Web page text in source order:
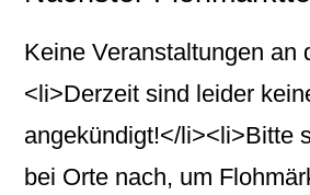
Keine Veranstaltungen an
<li>Derzeit sind leider
angekündigt!</li><li>Bitte
bei Orte nach, um